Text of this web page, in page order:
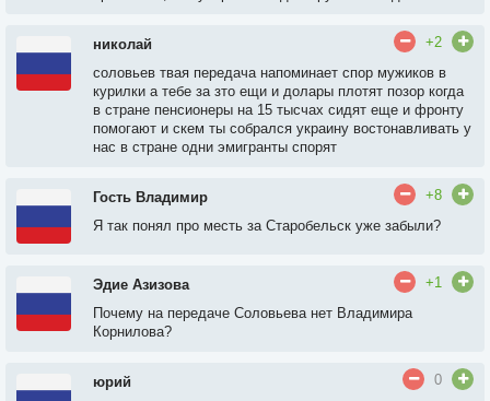
николай
+2
соловьев твая передача напоминает спор мужиков в
курилки а тебе за зто ещи и долары плотят позор когда
в стране пенсионеры на 15 тысчах сидят еще и фронту
помогают и скем ты собрался украину востонавливать у
нас в стране одни эмигранты спорят
Гость Владимир
+8
Я так понял про месть за Старобельск уже забыли?
Эдие Азизова
+1
Почему на передаче Соловьева нет Владимира
Корнилова?
юрий
0